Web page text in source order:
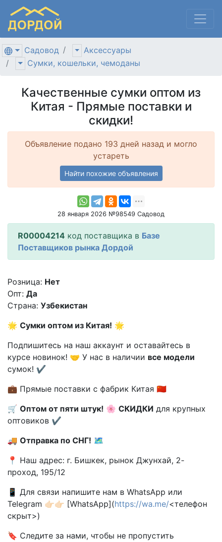
Садовод
Аксессуары
Сумки, кошельки, чемоданы
Качественные сумки оптом из
Китая - Прямые поставки и
скидки!
Объявление подано 193 дней назад и могло
устареть
Найти похожие объявления
28 января 2026 №98549 Садовод
R00004214 код поставщика в Базе
Поставщиков рынка Дордой
Розница: Нет
Опт: Да
Страна: Узбекистан
🌟 Сумки оптом из Китая! 🌟
Подпишитесь на наш аккаунт и оставайтесь в
курсе новинок! 🤝 У нас в наличии все модели
сумок! ✔️
💼 Прямые поставки с фабрик Китая 🇨🇳
🛒 Оптом от пяти штук! 🌸 СКИДКИ для крупных
оптовиков ✔️
🚚 Отправка по СНГ! 🗺
📍 Наш адрес: г. Бишкек, рынок Джунхай, 2-
проход, 195/12
📱 Для связи напишите нам в WhatsApp или
Telegram 👉🏻👉🏻 [WhatsApp](https://wa.me/<телефон
скрыт>)
🔖 Следите за нами, чтобы не пропустить